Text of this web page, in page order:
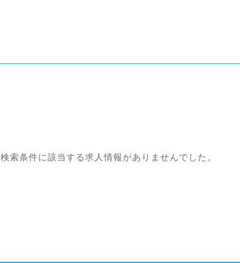
検索条件に該当する求人情報がありませんでした。